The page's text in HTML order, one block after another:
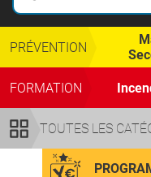
TOUTES LES
PRÉVENTION
FORMATION